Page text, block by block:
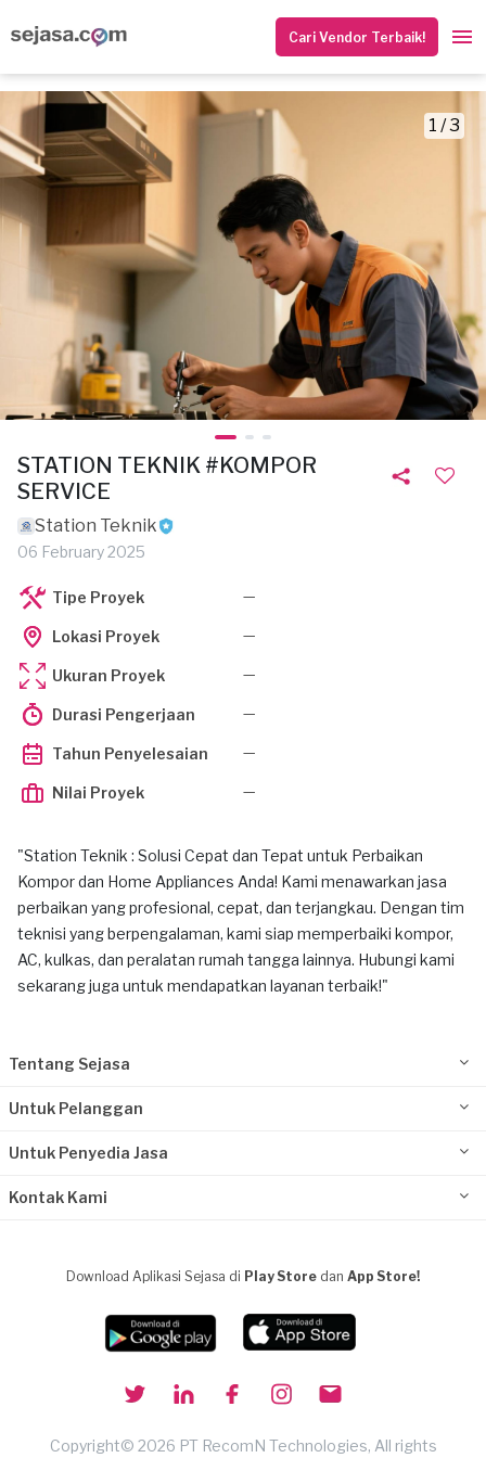
Cari Vendor Terbaik!
1 / 3
STATION TEKNIK #KOMPOR
SERVICE
Station Teknik
06 February 2025
Tipe Proyek —
Lokasi Proyek —
Ukuran Proyek —
Durasi Pengerjaan —
Tahun Penyelesaian —
Nilai Proyek —
"Station Teknik : Solusi Cepat dan Tepat untuk Perbaikan
Kompor dan Home Appliances Anda! Kami menawarkan jasa
perbaikan yang profesional, cepat, dan terjangkau. Dengan tim
teknisi yang berpengalaman, kami siap memperbaiki kompor,
AC, kulkas, dan peralatan rumah tangga lainnya. Hubungi kami
sekarang juga untuk mendapatkan layanan terbaik!"
Tentang Sejasa
Untuk Pelanggan
Untuk Penyedia Jasa
Kontak Kami
Download Aplikasi Sejasa di Play Store dan App Store!
Copyright© 2026 PT RecomN Technologies, All rights